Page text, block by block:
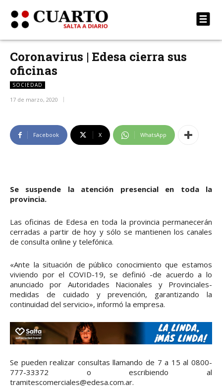
Coronavirus | Edesa cierra sus
oficinas
SOCIEDAD
17 de marzo, 2020
Facebook X WhatsApp
Se suspende la atención presencial en toda la
provincia.
Las oficinas de Edesa en toda la provincia permanecerán
cerradas a partir de hoy y sólo se mantienen los canales
de consulta online y telefónica.
«Ante la situación de público conocimiento que estamos
viviendo por el COVID-19, se definió -de acuerdo a lo
anunciado por Autoridades Nacionales y Provinciales-
medidas de cuidado y prevención, garantizando la
continuidad del servicio», informó la empresa.
Se pueden realizar consultas llamando de 7 a 15 al 0800-
777-33372 o escribiendo al
tramitescomerciales@edesa.com.ar.